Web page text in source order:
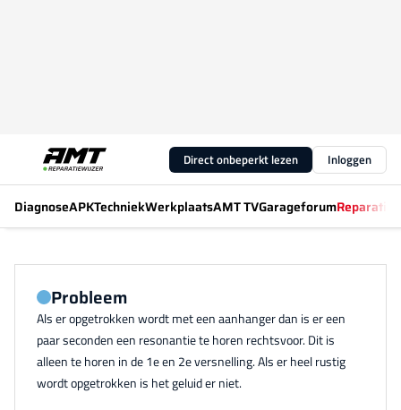
Direct onbeperkt lezen Inloggen
DiagnoseAPKTechniekWerkplaatsAMT TVGarageforum
Probleem
Als er opgetrokken wordt met een aanhanger dan is er een
paar seconden een resonantie te horen rechtsvoor. Dit is
alleen te horen in de 1e en 2e versnelling. Als er heel rustig
wordt opgetrokken is het geluid er niet.